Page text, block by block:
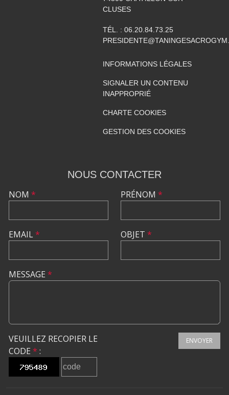
CLUSES
TÉL. : 06.20.84.73.25
INFORMATIONS LÉGALES
SIGNALER UN CONTENU
INAPPROPRIÉ
CHARTE COOKIES
GESTION DES COOKIES
NOUS CONTACTER
NOM *
EMAIL*
PRÉNOM *
OBJET *
MESSAGE *
VEUILLEZ RECOPIER LE
CODE * :
ENVOYER